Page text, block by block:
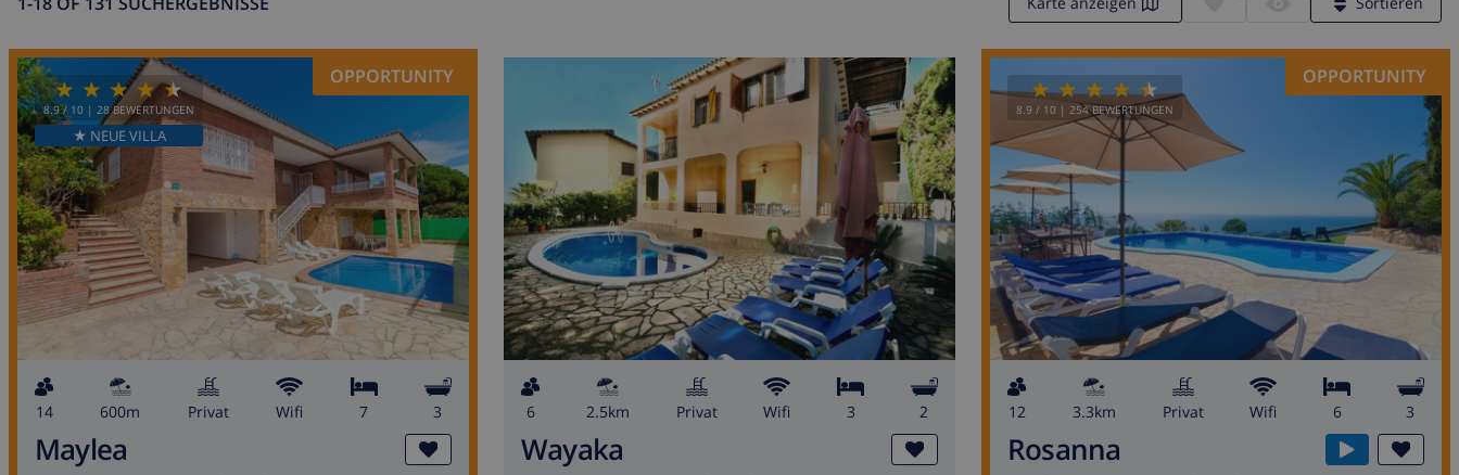
8.9/ 10 | 28 BEWERTUNGEN
★ NEUE VILLA
OPPORTUNITY
14 600m Privat wifi 7 3
Maylea
6 2.5km Privat wifi 3 2
Wayaka
8.9 / 10 | 254 BEWERTUNGEN
OPPORTUNITY
12 3.3km Privat wifi 6 3
Rosanna